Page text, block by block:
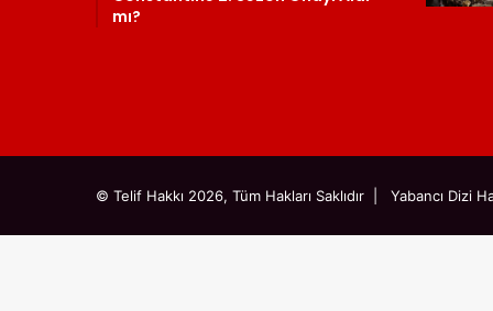
mı?
© Telif Hakkı 2026, Tüm Hakları Saklıdır | Yabancı Dizi